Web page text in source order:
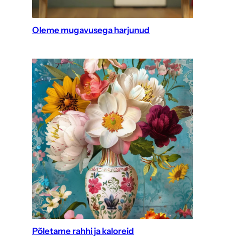
Oleme mugavusega harjunud
Põletame rahhi ja kaloreid